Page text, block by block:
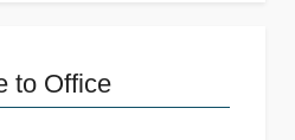
to Office